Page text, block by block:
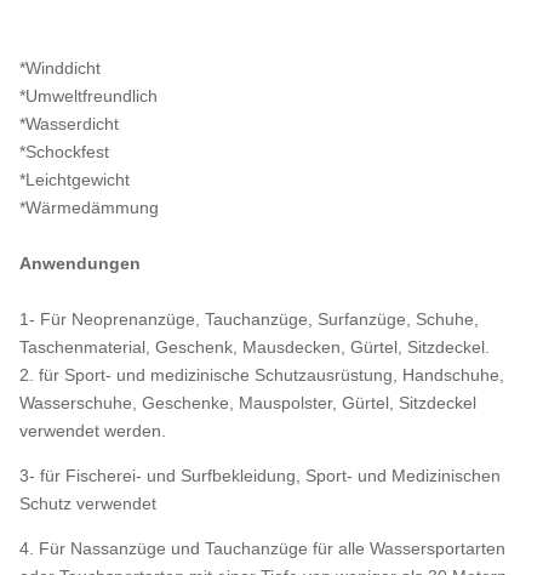
*Winddicht
*Umweltfreundlich
*Wasserdicht
*Schockfest
*Leichtgewicht
*Wärmedämmung
Anwendungen
1- Für Neoprenanzüge, Tauchanzüge, Surfanzüge, Schuhe,
Taschenmaterial, Geschenk, Mausdecken, Gürtel, Sitzdeckel.
2. für Sport- und medizinische Schutzausrüstung, Handschuhe,
Wasserschuhe, Geschenke, Mauspolster, Gürtel, Sitzdeckel
verwendet werden.
3- für Fischerei- und Surfbekleidung, Sport- und Medizinischen
Schutz verwendet
4. Für Nassanzüge und Tauchanzüge für alle Wassersportarten